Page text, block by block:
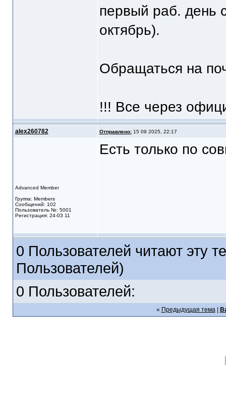
первый раб. день
октябрь).
Обращаться на
!!! Все через
alex260782 Отправлено:15 09 2025, 22:17
Advanced Member
Группа: Members
Сообщений: 102
Пользователь №: 5001
Регистрация: 24-03 11
Есть только по
0 Пользователей читают эту
Пользователей)
0 Пользователей:
« Предыдущая тема|